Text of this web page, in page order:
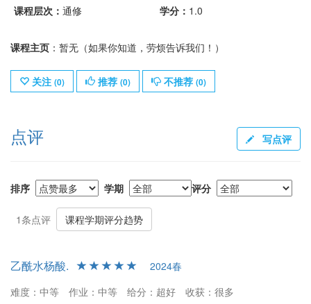
课程层次： 通修 学分： 1.0
课程主页 ：暂无（如果你知道，劳烦告诉我们！）
关注 (0) 推荐 (0) 不推荐 (0)
点评 写点评
排序 学期 评分
1条点评 课程学期评分趋势
乙酰水杨酸.
2024春
难度：中等
作业：中等 给分：超好
收获：很多